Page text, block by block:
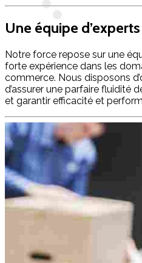
Une équipe
Notre force repose sur une
forte expérience dans les
commerce. Nous disposons
d’assurer une parfaire fluidité
et garantir efficacité et